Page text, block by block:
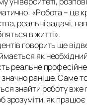
«Робота – це
реальні задачі,
в житті».
говорить ще
як
реальне
раніше. Саме
знайти роботу вже
зрозуміти, як працює